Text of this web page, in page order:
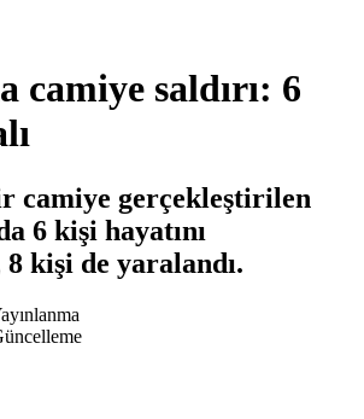
camiye saldırı: 6
camiye gerçekleştirilen
6 kişi hayatını
kişi de yaralandı.